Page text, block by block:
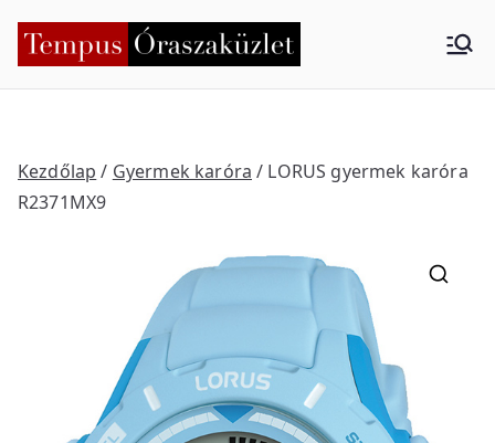
Tempus
küzlet
Kezdőlap / Gyermek karóra / LORUS gyermek karóra
R2371MX9